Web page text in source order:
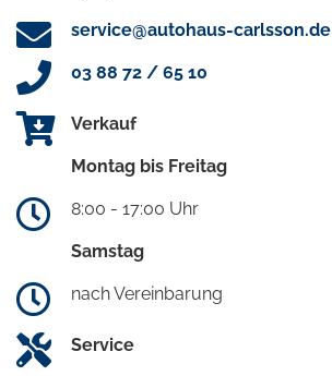
service@autohaus-carlsson.de
03 88 72 / 65 10
Verkauf
Montag bis Freitag
8:00 - 17:00 Uhr
Samstag
nach Vereinbarung
Service